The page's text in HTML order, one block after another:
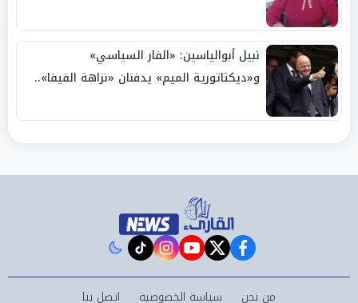
نبيل أبوالياسين: «الفار السياسي»
و«ديكتاتورية الميم» يدفنان «نزاهة الفيفا»..
facebook
twitter
youtube
instagram
tiktok
من نحن سياسة الخصوصية اتصل بنا